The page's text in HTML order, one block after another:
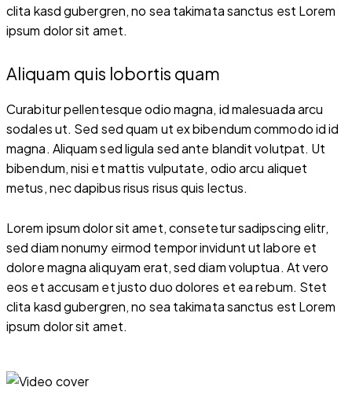
clita kasd gubergren, no sea takimata sanctus est Lorem
ipsum dolor sit amet.
Aliquam quis lobortis quam
Curabitur pellentesque odio magna, id malesuada arcu
sodales ut. Sed sed quam ut ex bibendum commodo id id
magna. Aliquam sed ligula sed ante blandit volutpat. Ut
bibendum, nisi et mattis vulputate, odio arcu aliquet
metus, nec dapibus risus risus quis lectus.
Lorem ipsum dolor sit amet, consetetur sadipscing elitr,
sed diam nonumy eirmod tempor invidunt ut labore et
dolore magna aliquyam erat, sed diam voluptua. At vero
eos et accusam et justo duo dolores et ea rebum. Stet
clita kasd gubergren, no sea takimata sanctus est Lorem
ipsum dolor sit amet.